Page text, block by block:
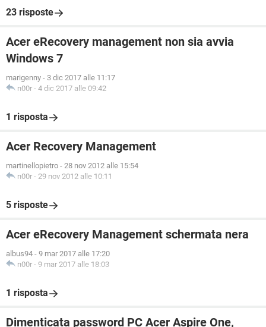
23 risposte
Acer eRecovery management non sia avvia
Windows 7
marigenny - 3 dic 2017 alle 11:17
n00r - 4 dic 2017 alle 09:42
1 risposta
Acer Recovery Management
martinellopietro - 28 nov 2012 alle 15:54
n00r - 29 nov 2012 alle 10:11
5 risposte
Acer eRecovery Management schermata nera
albus94 - 9 mar 2017 alle 17:20
n00r - 9 mar 2017 alle 18:03
1 risposta
Dimenticata password PC Acer Aspire One,